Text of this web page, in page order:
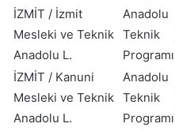
İZMİT / İzmit
Mesleki ve Teknik
Anadolu L.
Anadolu
Teknik
Programı
İZMİT / Kanuni
Mesleki ve Teknik
Anadolu L.
Anadolu
Teknik
Programı